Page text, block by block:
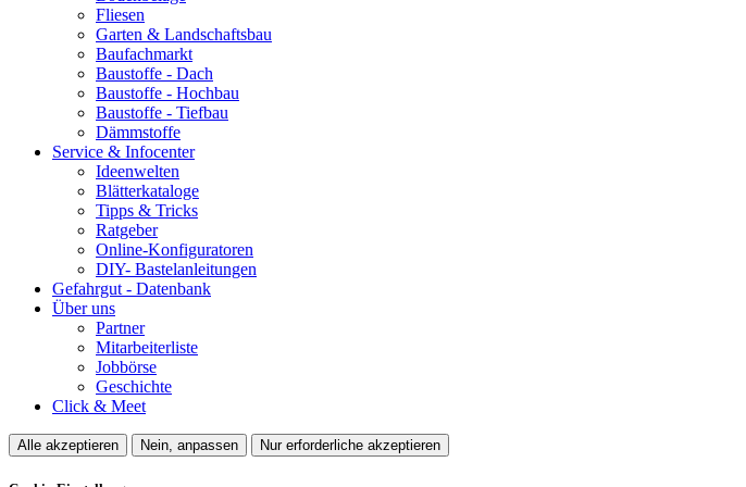
Fliesen
Garten & Landschaftsbau
Baufachmarkt
Baustoffe - Dach
Baustoffe - Hochbau
Baustoffe - Tiefbau
Dämmstoffe
Service & Infocenter
Ideenwelten
Blätterkataloge
Tipps & Tricks
Ratgeber
Online-Konfiguratoren
DIY- Bastelanleitungen
Gefahrgut - Datenbank
Über uns
Partner
Mitarbeiterliste
Jobbörse
Geschichte
Click & Meet
Alle akzeptieren Nein, anpassen Nur erforderliche akzeptieren